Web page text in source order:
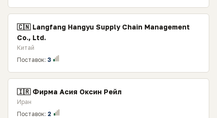
🇨🇳 Langfang Hangyu Supply Chain Management
Co., Ltd.
Китай
Поставок: 3
🇮🇷 Фирма Асия Оксин Рейл
Иран
Поставок: 2